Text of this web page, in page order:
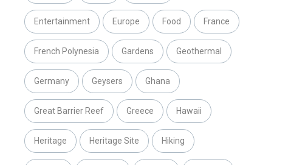
Entertainment Europe Food France
French Polynesia Gardens Geothermal
Germany Geysers Ghana
Great Barrier Reef Greece Hawaii
Heritage Heritage Site Hiking